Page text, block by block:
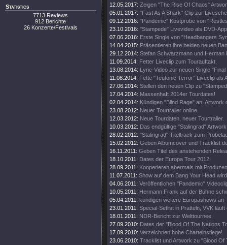
Statistics
7713 Reviews
912 Berichte
26 Konzerte/Festivals
12.05.2017: Zeigen "The Rise Of Chaos"
05.01.2017: "Fast As A Shark" Clip zur
09.12.2016: "Pandemic" Kostprobe von
23.10.2016: "Stampede" Livevideo als DVD-
07.06.2016: Erste Single von "Headbangers
14.04.2015: Präsentieren ihre beiden neuen
29.12.2014: Stefan Schwarzmann und Herman
11.09.2014: Fetter Liveclip zum Tourauftakt.
13.08.2014: Lyric-Video zur neuen Single
11.08.2014: Fette "Teutonic Terror" Liveclip als
27.06.2014: Stellen den neuen Clip zu
17.04.2014: Massenhaft 2014er Tourdates!
02.04.2014: Kündigen "Blind Rage" an. Artwork
23.08.2012: Neuer Tourtrailer online.
12.03.2012: Neue Tourdaten, neuer Tourtrailer.
10.03.2012: Das endgültige "Stalingrad"
28.02.2012: "Stalingrad" Titeltrack zum
15.02.2012: Geben Albumcover und Tracklist
16.11.2011: Geben Titel des anstehenden
18.10.2011: Dates der Europa Tour 2012!
28.09.2011: Kooperieren abermals mit
11.07.2011: Show auf dem Bang Your Head
04.06.2011: Veröffentlichen "Pandemic"
10.05.2011: Hermann Frank auf der Bühne
05.04.2011: kündigen weitere Europashows an
23.01.2011: Special-Setlist in Pratteln, VVK läuft
18.01.2011: NDR-Bericht zur Welttournee.
27.09.2010: Dates der "Blood Of The Nations
17.09.2010: Verzeichnen hohe Charteinstiege!
23.06.2010: Tracklist und Artwork zu "Blood Of